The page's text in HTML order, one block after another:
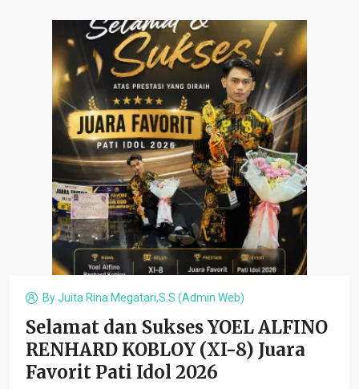
ByJuita Rina Megatari,S.S (admin Web)
Selamat dan Sukses YOEL ALFINO
RENHARD KOBLOY (XI-8) Juara
Favorit Pati Idol 2026